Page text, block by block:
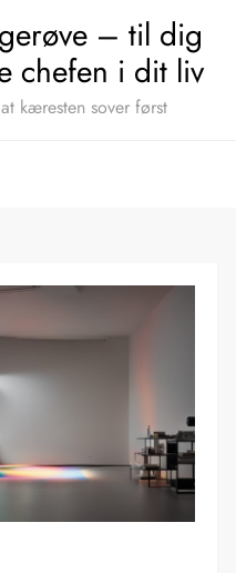
– til dig
chefen i dit liv
kæresten sover først